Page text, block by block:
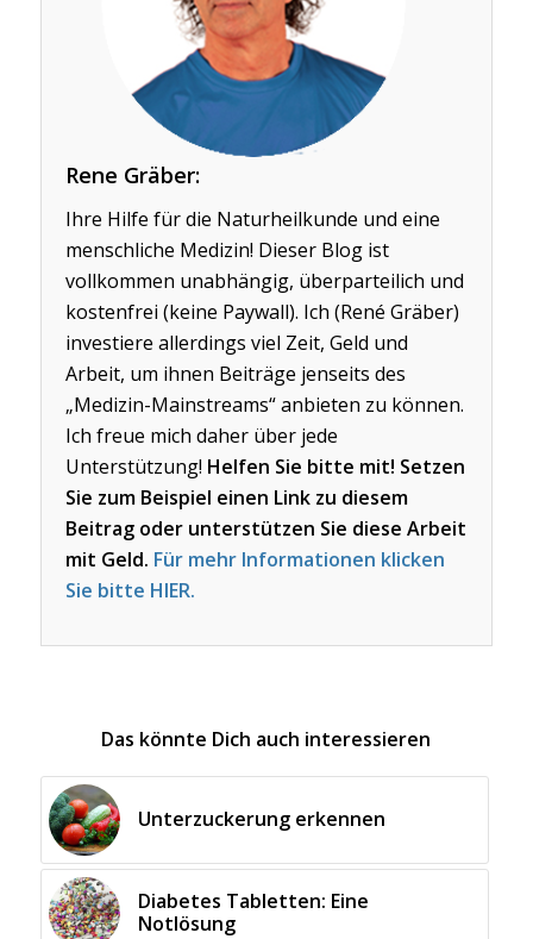
Rene Gräber:
Ihre Hilfe für die Naturheilkunde und eine
menschliche Medizin! Dieser Blog ist
vollkommen unabhängig, überparteilich und
kostenfrei (keine Paywall). Ich (René Gräber)
investiere allerdings viel Zeit, Geld und
Arbeit, um ihnen Beiträge jenseits des
„Medizin-Mainstreams“ anbieten zu können.
Ich freue mich daher über jede
Unterstützung! Helfen Sie bitte mit! Setzen
Sie zum Beispiel einen Link zu diesem
Beitrag oder unterstützen Sie diese Arbeit
mit Geld. Für mehr Informationen klicken
Sie bitte HIER.
Das könnte Dich auch interessieren
Unterzuckerung erkennen
Diabetes Tabletten: Eine
Notlösung